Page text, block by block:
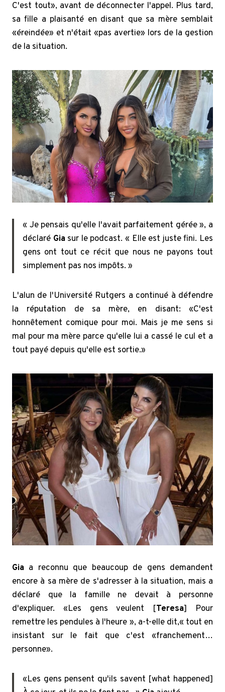
C'est tout», avant de déconnecter l'appel. Plus tard,
sa fille a plaisanté en disant que sa mère semblait
«éreindée» et n'était «pas avertie» lors de la gestion
de la situation.
« Je pensais qu'elle l'avait parfaitement gérée », a
déclaré Giasur le podcast. « Elle est juste fini. Les
gens ont tout ce récit que nous ne payons tout
simplement pas nos impôts. »
L'alun de l'Université Rutgers a continué à défendre
la réputation de sa mère, en disant: «C'est
honnêtement comique pour moi. Mais je me sens si
mal pour ma mère parce qu'elle lui a cassé le cul et a
tout payé depuis qu'elle est sortie.»
Gia a reconnu que beaucoup de gens demandent
encore à sa mère de s'adresser à la situation, mais a
déclaré que la famille ne devait à personne
d'expliquer. «Les gens veulent [Teresa] Pour
remettre les pendules à l'heure », a-t-elle dit,« tout en
insistant sur le fait que c'est «franchement…
personne».
«Les gens pensent qu'ils savent [what happened]